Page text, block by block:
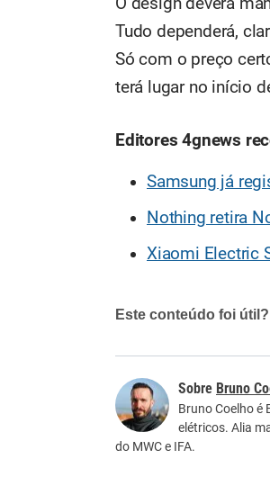
Tudo dependerá,
Só com o preço
terá lugar no início
Editores 4gnews
Samsung já
Nothing retira
Xiaomi Electric
Este conteúdo foi útil?
Este conteúdo não
Outro
Bruno
Bruno Coelho é
elétricos. Alia
do MWC e IFA.